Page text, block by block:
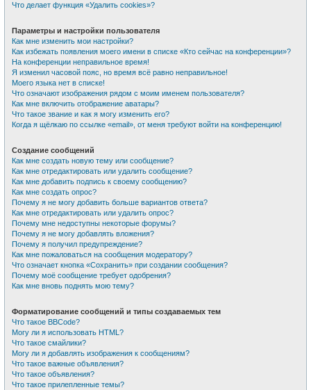
Что делает функция «Удалить cookies»?
Параметры и настройки пользователя
Как мне изменить мои настройки?
Как избежать появления моего имени в списке «Кто сейчас на конференции»?
На конференции неправильное время!
Я изменил часовой пояс, но время всё равно неправильное!
Моего языка нет в списке!
Что означают изображения рядом с моим именем пользователя?
Как мне включить отображение аватары?
Что такое звание и как я могу изменить его?
Когда я щёлкаю по ссылке «email», от меня требуют войти на конференцию!
Создание сообщений
Как мне создать новую тему или сообщение?
Как мне отредактировать или удалить сообщение?
Как мне добавить подпись к своему сообщению?
Как мне создать опрос?
Почему я не могу добавить больше вариантов ответа?
Как мне отредактировать или удалить опрос?
Почему мне недоступны некоторые форумы?
Почему я не могу добавлять вложения?
Почему я получил предупреждение?
Как мне пожаловаться на сообщения модератору?
Что означает кнопка «Сохранить» при создании сообщения?
Почему моё сообщение требует одобрения?
Как мне вновь поднять мою тему?
Форматирование сообщений и типы создаваемых тем
Что такое BBCode?
Могу ли я использовать HTML?
Что такое смайлики?
Могу ли я добавлять изображения к сообщениям?
Что такое важные объявления?
Что такое объявления?
Что такое прилепленные темы?